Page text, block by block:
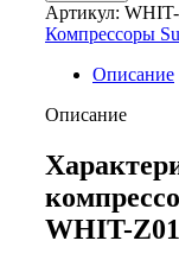
Артикул:
Компрессоры
Описание
Описание
WHIT-